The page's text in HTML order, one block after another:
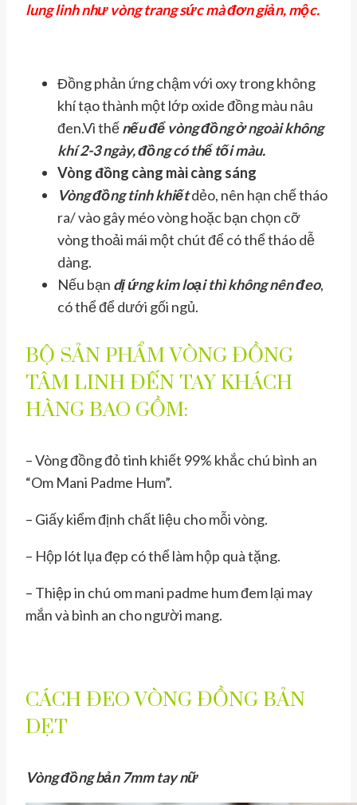
lung linh như vòng trang sức mà đơn giản, mộc.
Đồng phản ứng chậm với oxy trong không
khí tạo thành một lớp oxide đồng màu nâu
đen.Vì thếnếu để vòng đồng ở ngoài không
khí 2-3 ngày, đồng có thể tối màu.
Vòng đồng càng mài càng sáng
Vòng đồng tinh khiếtdẻo, nên hạn chế tháo
ra/ vào gây méo vòng hoặc bạn chọn cỡ
vòng thoải mái một chút để có thể tháo dễ
dàng.
Nếu bạn dị ứng kim loại thì không nên đeo,
có thể để dưới gối ngủ.
BỘ SẢN PHẨM VÒNG ĐỒNG
TÂM LINH ĐẾN TAY KHÁCH
HÀNG BAO GỒM:
– Vòng đồng đỏ tinh khiết 99% khắc chú bình an
“Om Mani Padme Hum”.
– Giấy kiểm định chất liệu cho mỗi vòng.
– Hộp lót lụa đẹp có thể làm hộp quà tặng.
– Thiệp in chú om mani padme hum đem lại may
mắn và bình an cho người mang.
CÁCH ĐEO VÒNG ĐỒNG BẢN
DẸT
Vòng đồng bản 7mm tay nữ